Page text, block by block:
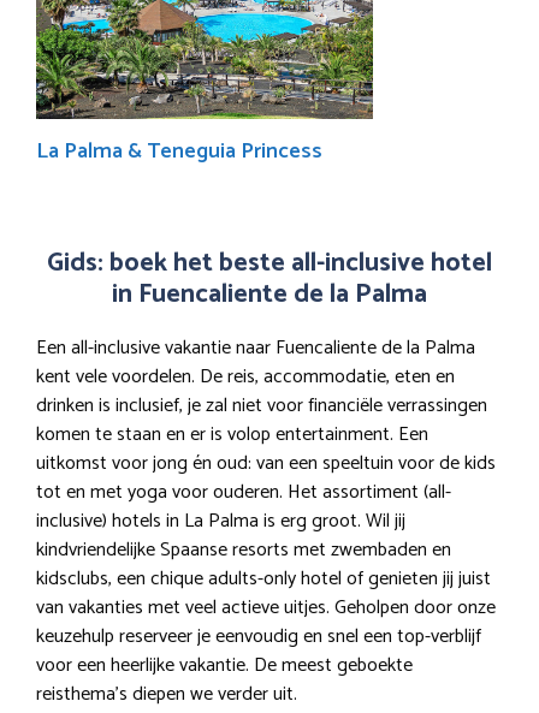
La Palma & Teneguia Princess
Gids: boek het beste all-inclusive hotel
in Fuencaliente de la Palma
Een all-inclusive vakantie naar Fuencaliente de la Palma
kent vele voordelen. De reis, accommodatie, eten en
drinken is inclusief, je zal niet voor financiële verrassingen
komen te staan en er is volop entertainment. Een
uitkomst voor jong én oud: van een speeltuin voor de kids
tot en met yoga voor ouderen. Het assortiment (all-
inclusive) hotels in La Palma is erg groot. Wil jij
kindvriendelijke Spaanse resorts met zwembaden en
kidsclubs, een chique adults-only hotel of genieten jij juist
van vakanties met veel actieve uitjes. Geholpen door onze
keuzehulp reserveer je eenvoudig en snel een top-verblijf
voor een heerlijke vakantie. De meest geboekte
reisthema’s diepen we verder uit.